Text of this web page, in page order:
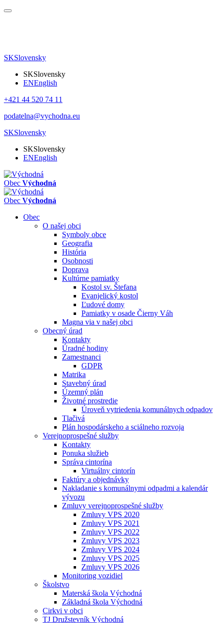
SKSlovensky
SKSlovensky
ENEnglish
+421 44 520 74 11
podatelna@vychodna.eu
SKSlovensky
SKSlovensky
ENEnglish
Obec Východná
Obec Východná
Obec
O našej obci
Symboly obce
Geografia
História
Osobnosti
Doprava
Kultúrne pamiatky
Kostol sv. Štefana
Evanjelický kostol
Ľudové domy
Pamiatky v osade Čierny Váh
Magna via v našej obci
Obecný úrad
Kontakty
Úradné hodiny
Zamestnanci
GDPR
Matrika
Stavebný úrad
Územný plán
Životné prostredie
Úroveň vytriedenia komunálnych odpadov
Tlačivá
Plán hospodárskeho a sciálneho rozvoja
Verejnoprospešné služby
Kontakty
Ponuka služieb
Správa cintorína
Virtuálny cintorín
Faktúry a objednávky
Nakladanie s komunálnymi odpadmi a kalendár
vývozu
Zmluvy verejnoprospešné služby
Zmluvy VPS 2020
Zmluvy VPS 2021
Zmluvy VPS 2022
Zmluvy VPS 2023
Zmluvy VPS 2024
Zmluvy VPS 2025
Zmluvy VPS 2026
Monitoring vozidiel
Školstvo
Materská škola Východná
Základná škola Východná
Cirkvi v obci
TJ Družstevník Východná